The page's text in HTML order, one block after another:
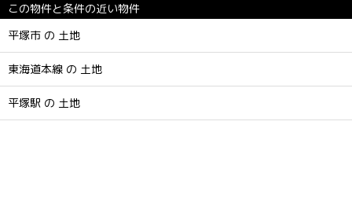
この物件と条件の近い物件
平塚市 の 土地
東海道本線 の 土地
平塚駅 の 土地